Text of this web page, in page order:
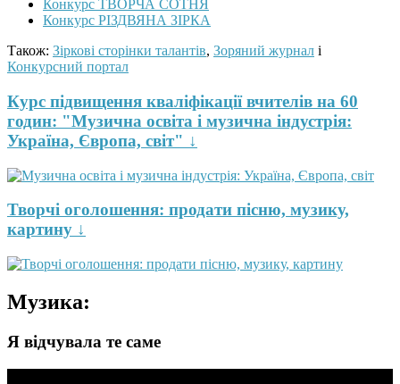
Конкурс ТВОРЧА СОТНЯ
Конкурс РІЗДВЯНА ЗІРКА
Також: Зіркові сторінки талантів, Зоряний журнал і
Конкурсний портал
Курс підвищення кваліфікації вчителів на 60
годин: "Музична освіта і музична індустрія:
Україна, Європа, світ" ↓
Творчі оголошення: продати пісню, музику,
картину ↓
Музика:
Я відчувала те саме